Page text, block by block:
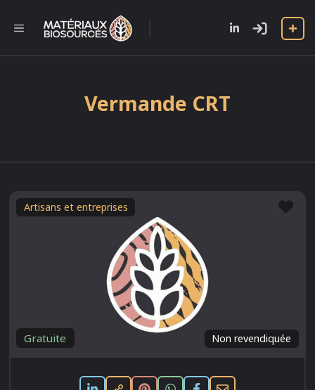
contenu
MENU
Vermande CRT
Non revendiquée
Gratuite
Artisans et entreprises